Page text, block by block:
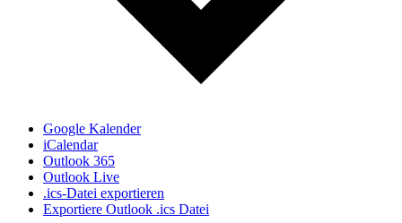
Google Kalender
iCalendar
Outlook 365
Outlook Live
.ics-Datei exportieren
Exportiere Outlook .ics Datei